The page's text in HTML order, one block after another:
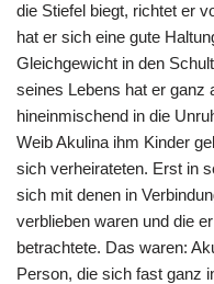
die Stiefel biegt, richtet er
hat er sich eine gute
Gleichgewicht in den
seines Lebens hat er ganz
hineinmischend in die
Weib Akulina ihm Kinder
sich verheirateten. Erst in
sich mit denen in
verblieben waren und die
betrachtete. Das waren:
Person, die sich fast ganz